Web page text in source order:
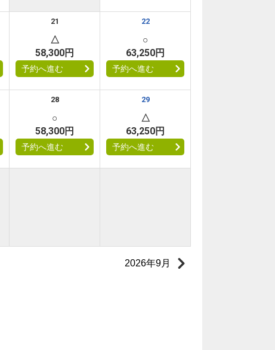
21
△
58,300円
予約へ進む
22
○
63,250円
予約へ進む
28
○
58,300円
予約へ進む
29
△
63,250円
予約へ進む
2026年9月